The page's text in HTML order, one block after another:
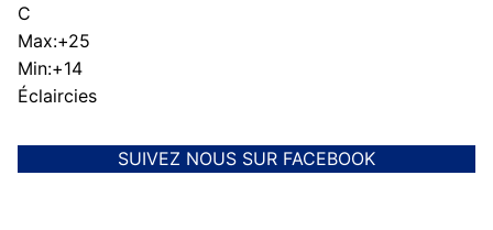
C
Max:+25
Min:+14
Éclaircies
SUIVEZ NOUS SUR FACEBOOK